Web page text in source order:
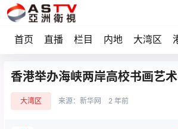
首页 直播 栏目 内地 大湾区
香港举办海峡两岸高校书画艺
大湾区 来源： 新华网 2 年前